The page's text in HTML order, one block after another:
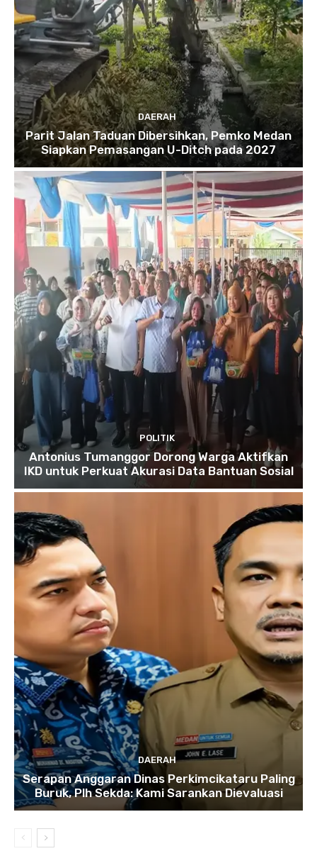
DAERAH
Parit Jalan Taduan Dibersihkan, Pemko Medan
Siapkan Pemasangan U-Ditch pada 2027
POLITIK
Antonius Tumanggor Dorong Warga Aktifkan
IKD untuk Perkuat Akurasi Data Bantuan Sosial
DAERAH
Serapan Anggaran Dinas Perkimcikataru Paling
Buruk, Plh Sekda: Kami Sarankan Dievaluasi